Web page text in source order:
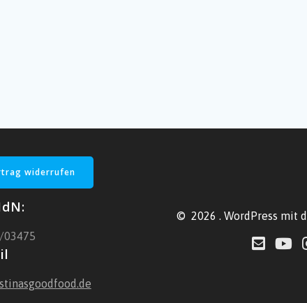
widerrufen
03475
© 2026 . WordPress mit